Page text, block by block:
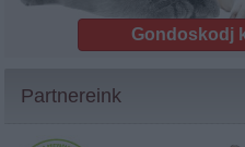
Gondoskodj
Partnereink